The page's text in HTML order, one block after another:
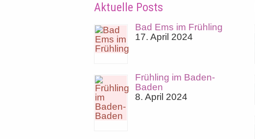
Aktuelle Posts
Bad Ems im Frühling
17. April 2024
Frühling im Baden-
Baden
8. April 2024